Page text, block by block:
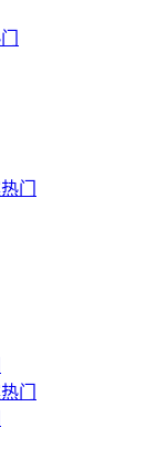
热门
热门